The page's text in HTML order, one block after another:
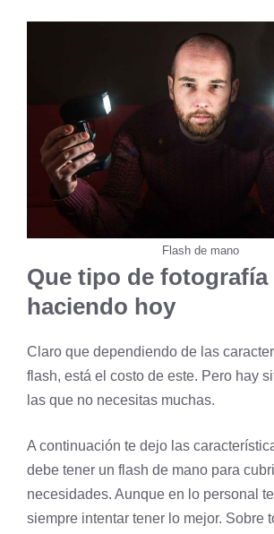
Flash de mano
Que tipo de fotografía
haciendo hoy
Claro que dependiendo de las
flash, está el costo de este. Pero hay
las que no necesitas muchas.
A continuación te dejo las
debe tener un flash de mano para
necesidades. Aunque en lo personal
siempre intentar tener lo mejor. Sobre